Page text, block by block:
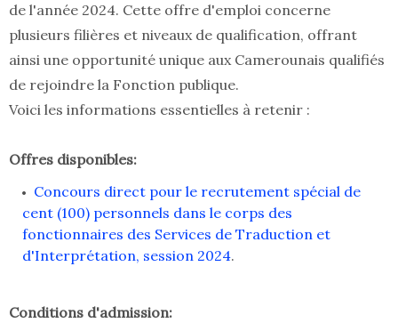
de l'année 2024. Cette offre d'emploi concerne
plusieurs filières et niveaux de qualification, offrant
ainsi une opportunité unique aux Camerounais qualifiés
de rejoindre la Fonction publique.
Voici les informations essentielles à retenir :
Offres disponibles:
Concours direct pour le recrutement spécial de
cent (100) personnels dans le corps des
fonctionnaires des Services de Traduction et
d'Interprétation, session 2024.
Conditions d'admission: